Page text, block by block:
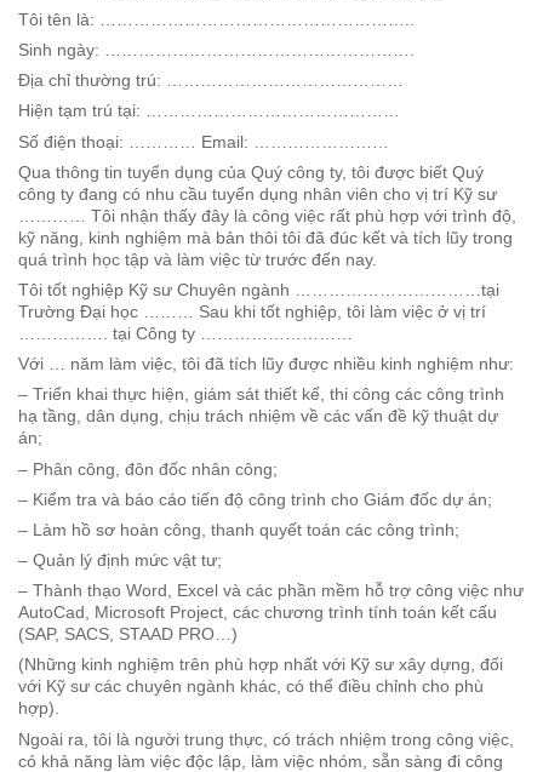
Tôi tên là: ………………………………………………..
Sinh ngày: ……………………………………………….
Địa chỉ thường trú: ……………………………………
Hiện tạm trú tại: ………………………………………
Số điện thoại: ………… Email: ……………………
Qua thông tin tuyển dụng của Quý công ty, tôi được biết Quý
công ty đang có nhu cầu tuyển dụng nhân viên cho vị trí Kỹ sư
………… Tôi nhận thấy đây là công việc rất phù hợp với trình độ,
kỹ năng, kinh nghiệm mà bản thôi tôi đã đúc kết và tích lũy trong
quá trình học tập và làm việc từ trước đến nay.
Tôi tốt nghiệp Kỹ sư Chuyên ngành ……………………………tại
Trường Đại học ……… Sau khi tốt nghiệp, tôi làm việc ở vị trí
……………. tại Công ty ………………………
Với … năm làm việc, tôi đã tích lũy được nhiều kinh nghiệm như:
– Triển khai thực hiện, giám sát thiết kế, thi công các công trình
hạ tầng, dân dụng, chịu trách nhiệm về các vấn đề kỹ thuật dự
án;
– Phân công, đôn đốc nhân công;
– Kiểm tra và báo cáo tiến độ công trình cho Giám đốc dự án;
– Làm hồ sơ hoàn công, thanh quyết toán các công trình;
– Quản lý định mức vật tư;
– Thành thạo Word, Excel và các phần mềm hỗ trợ công việc như
AutoCad, Microsoft Project, các chương trình tính toán kết cấu
(SAP, SACS, STAAD PRO…)
(Những kinh nghiệm trên phù hợp nhất với Kỹ sư xây dựng, đối
với Kỹ sư các chuyên ngành khác, có thể điều chỉnh cho phù
hợp).
Ngoài ra, tôi là người trung thực, có trách nhiệm trong công việc,
có khả năng làm việc độc lập, làm việc nhóm, sẵn sàng đi công